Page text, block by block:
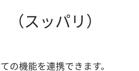
スッパリ）
の機能を連携できます。